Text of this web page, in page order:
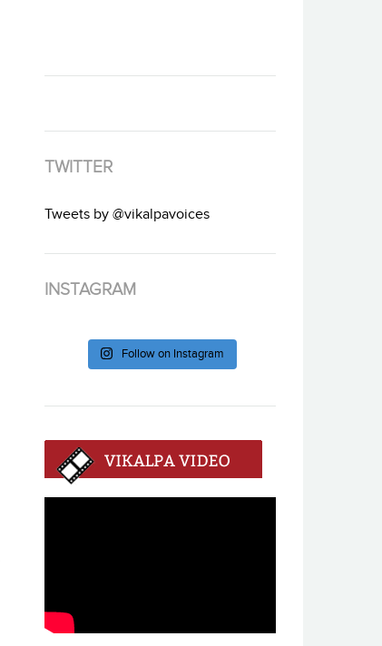
TWITTER
Tweets by @vikalpavoices
INSTAGRAM
Follow on Instagram